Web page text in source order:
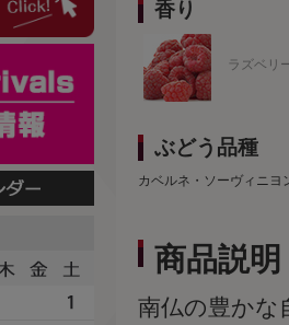
香り
ラズベリ
ぶどう品種
カベルネ・ソーヴィニヨ
商品説明
南仏の豊かな